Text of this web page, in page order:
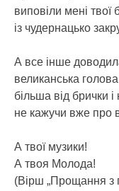
виповіли мені твої
із чудернацько
А все інше
великанська
більша від брички і
не кажучи вже про
А твої музики!
А твоя Молода!
(Вірш „Прощання з